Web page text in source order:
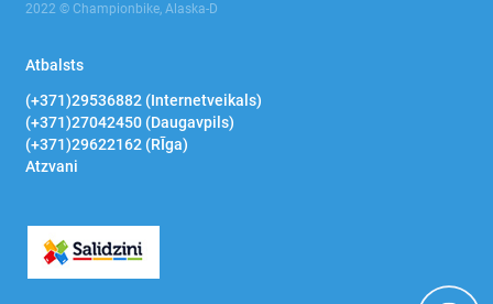
2022 © Championbike, Alaska-D
Atbalsts
(+371)29536882 (Internetveikals)
(+371)27042450 (Daugavpils)
(+371)29622162 (RĪga)
Atzvani